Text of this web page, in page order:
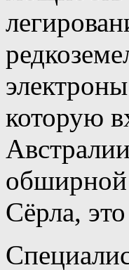
которую
обширной
Сёрла,